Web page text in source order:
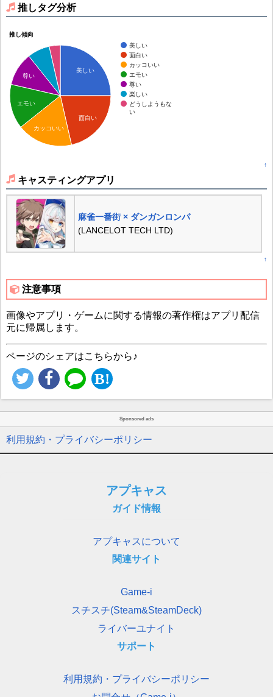
推しタグ分析
推し傾向
美しい
面白い
カッコいい
エモい
尊い
楽しい
どうしようもな
い
美しい
面白い
尊い
エモい
カッコいい
↑
キャスティングアプリ
麻雀一番街 × ダンガンロンパ
(LANCELOT TECH LTD)
↑
注意事項
画像やアプリ・ゲームに関する情報の著作権はアプリ配信
元に帰属します。
ページのシェアはこちらから♪
Sponsored ads
利用規約・プライバシーポリシー
アプキャス
ガイド情報
アプキャスについて
関連サイト
Game-i
スチスチ(Steam&SteamDeck)
ライバーユナイト
サポート
利用規約・プライバシーポリシー